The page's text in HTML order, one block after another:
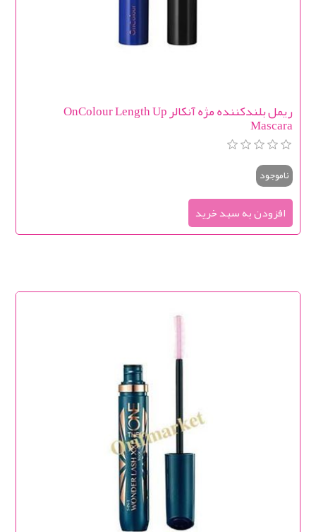
ریمل بلندکننده مژه آنکالر OnColour Length Up
Mascara
ناموجود